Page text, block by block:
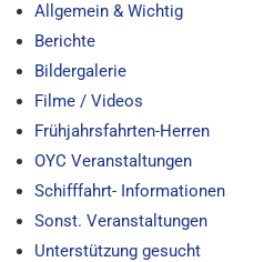
Allgemein & Wichtig
Berichte
Bildergalerie
Filme / Videos
Frühjahrsfahrten-Herren
OYC Veranstaltungen
Schifffahrt- Informationen
Sonst. Veranstaltungen
Unterstützung gesucht